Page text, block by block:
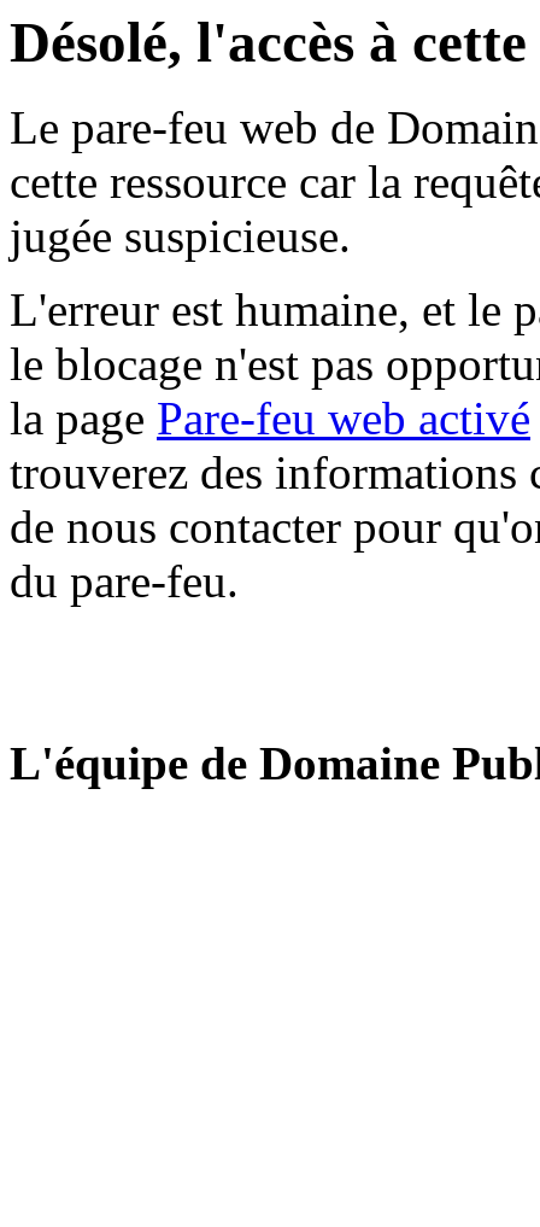
Désolé, l'accès à
Le pare-feu web de
cette ressource car la
jugée suspicieuse.
L'erreur est humaine, et le
le blocage n'est pas
la page Pare-feu web activé
trouverez des informations
de nous contacter pour
du pare-feu.
L'équipe de Domaine